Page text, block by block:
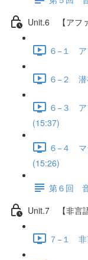
Unit.6 【アフ
６−１ ア
６−２ 潜
６−３ ア
(15:37)
６−４ マ
(15:26)
第６回
Unit.7 【非言
７−１ 非